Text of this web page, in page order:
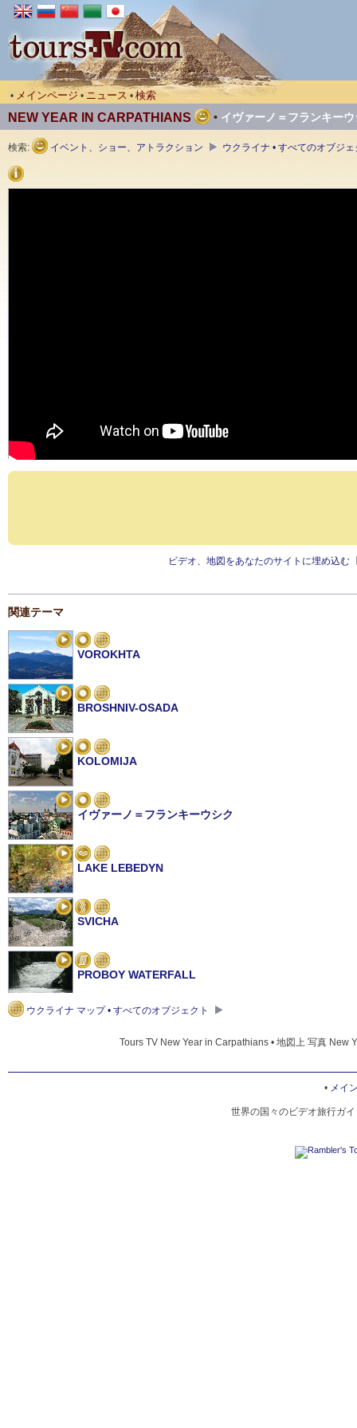
• メインページ • ニュース • 検索
NEW YEAR IN CARPATHIANS • イヴァーノ＝フランキー
検索: イベント、ショー、アトラクション ウクライナ • すべてのオブジ
ビデオ、地図をあなたのサイトに埋め込む
関連テーマ
VOROKHTA
BROSHNIV-OSADA
KOLOMIJA
イヴァーノ＝フランキーウシク
LAKE LEBEDYN
SVICHA
PROBOY WATERFALL
ウクライナ マップ • すべてのオブジェクト
Tours TV New Year in Carpathians • 地図上 写真 New
• メイ
世界の国々のビデオ旅行ガ